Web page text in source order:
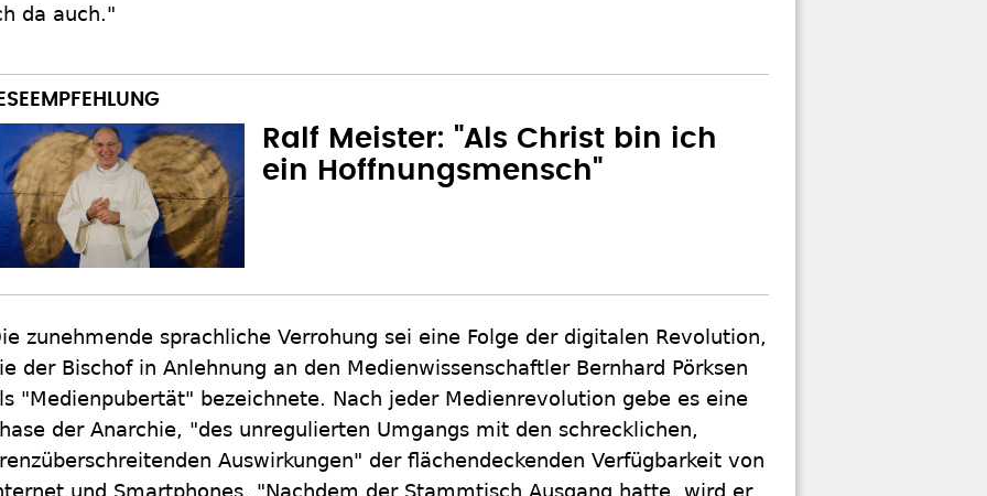
da auch."
Ralf Meister: "Als Christ bin ich
ein Hoffnungsmensch"
zunehmende sprachliche Verrohung sei eine Folge der digitalen Revolution,
der Bischof in Anlehnung an den Medienwissenschaftler Bernhard Pörksen
"Medienpubertät" bezeichnete. Nach jeder Medienrevolution gebe es eine
der Anarchie, "des unregulierten Umgangs mit den schrecklichen,
Auswirkungen" der flächendeckenden Verfügbarkeit von